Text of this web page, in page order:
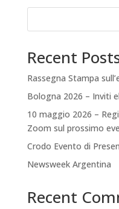
Recent
Rassegna Stampa
Bologna 2026 – Inviti
10 maggio 2026 –
Zoom sul prossimo
Crodo Evento di
Newsweek Argentina
Recent